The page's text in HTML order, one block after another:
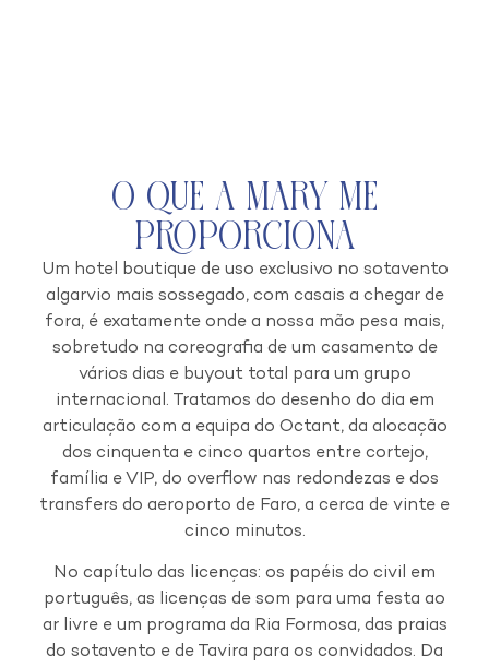
O que a Mary Me
Proporciona
Um hotel boutique de uso exclusivo no sotavento
algarvio mais sossegado, com casais a chegar de
fora, é exatamente onde a nossa mão pesa mais,
sobretudo na coreografia de um casamento de
vários dias e buyout total para um grupo
internacional. Tratamos do desenho do dia em
articulação com a equipa do Octant, da alocação
dos cinquenta e cinco quartos entre cortejo,
família e VIP, do overflow nas redondezas e dos
transfers do aeroporto de Faro, a cerca de vinte e
cinco minutos.
No capítulo das licenças: os papéis do civil em
português, as licenças de som para uma festa ao
ar livre e um programa da Ria Formosa, das praias
do sotavento e de Tavira para os convidados. Da